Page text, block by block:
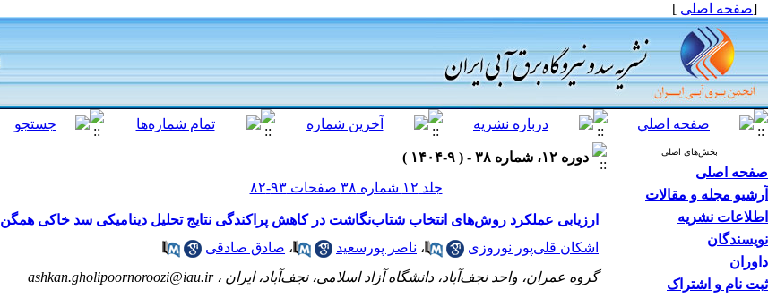
[صفحه اصلی ]
بخش‌های اصلی
صفحه اصلی
آرشیو مجله و مقالات
اطلاعات نشریه
نویسندگان
داوران
ثبت نام و اشتراک
دوره ۱۲، شماره ۳۸ - ( ۹-۱۴۰۴ )
جلد ۱۲ شماره ۳۸ صفحات ۹۳-۸۲
ارزیابی عملکرد روش‌های انتخاب شتاب‌نگاشت در کاهش پراکندگی نتایج تحلیل دینامیکی سد خاکی همگن
اشکان قلی‌پور نوروزی
، ناصر پورسعید ، صادق صادقی
گروه عمران، واحد نجف‌آباد، دانشگاه آزاد اسلامی، نجف‌آباد، ایران ،ashkan.gholipoornoroozi@iau.ir